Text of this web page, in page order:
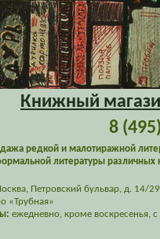
Книжный
8
редкой и малотиражной
литературы различных
Петровский бульвар, д. 14/
«Трубная»
ежедневно, кроме воскресенья,